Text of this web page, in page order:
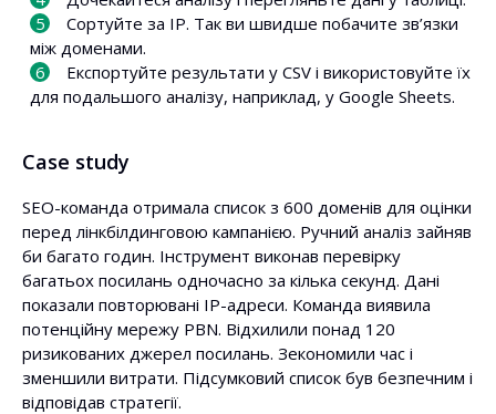
Сортуйте за IP. Так ви швидше побачите зв’язки
між доменами.
Експортуйте результати у CSV і використовуйте їх
для подальшого аналізу, наприклад, у Google Sheets.
Case study
SEO-команда отримала список з 600 доменів для оцінки
перед лінкбілдинговою кампанією. Ручний аналіз зайняв
би багато годин. Інструмент виконав перевірку
багатьох посилань одночасно за кілька секунд. Дані
показали повторювані IP-адреси. Команда виявила
потенційну мережу PBN. Відхилили понад 120
ризикованих джерел посилань. Зекономили час і
зменшили витрати. Підсумковий список був безпечним і
відповідав стратегії.